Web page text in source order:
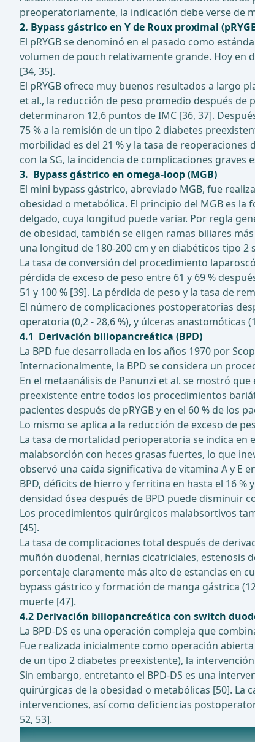
preoperatoriamente, la indicación debe verse de
2. Bypass gástrico en Y de Roux proximal
El pRYGB se denominó en el pasado como
volumen de pouch relativamente grande. Hoy en
[34, 35].
El pRYGB ofrece muy buenos resultados a largo
et al., la reducción de peso promedio después de
determinaron 12,6 puntos de IMC [36, 37].
75 % a la remisión de un tipo 2 diabetes
morbilidad es del 21 % y la tasa de
con la SG, la incidencia de complicaciones graves
3. Bypass gástrico en omega-loop (MGB)
El mini bypass gástrico, abreviado MGB, fue
obesidad o metabólica. El principio del MGB es
delgado, cuya longitud puede variar. Por regla
de obesidad, también se eligen ramas biliares
una longitud de 180-200 cm y en diabéticos tipo
La tasa de conversión del procedimiento
pérdida de exceso de peso entre 61 y 69 %
51 y 100 % [39]. La pérdida de peso y la tasa de
El número de complicaciones postoperatorias
operatoria (0,2 - 28,6 %), y úlceras anastomóticas
4.1 Derivación biliopancreática (BPD)
La BPD fue desarrollada en los años 1970 por
Internacionalmente, la BPD se considera un
En el metaanálisis de Panunzi et al. se mostró
preexistente entre todos los procedimientos
pacientes después de pRYGB y en el 60 % de los
Lo mismo se aplica a la reducción de exceso de
La tasa de mortalidad perioperatoria se indica en
malabsorción con heces grasas fuertes, lo que
observó una caída significativa de vitamina A y E
BPD, déficits de hierro y ferritina en hasta el 16 %
densidad ósea después de BPD puede disminuir
Los procedimientos quirúrgicos malabsortivos
[45].
La tasa de complicaciones total después de
muñón duodenal, hernias cicatriciales, estenosis
porcentaje claramente más alto de estancias en
bypass gástrico y formación de manga gástrica
muerte [47].
4.2 Derivación biliopancreática con switch
La BPD-DS es una operación compleja que
Fue realizada inicialmente como operación
de un tipo 2 diabetes preexistente), la
Sin embargo, entretanto el BPD-DS es una
quirúrgicas de la obesidad o metabólicas [50].
intervenciones, así como deficiencias
52, 53].
Estudios actualmente en curso sobre este tema